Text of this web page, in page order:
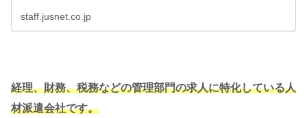
staff.jusnet.co.jp
経理、財務、税務などの管理部門の求人に特化している人
材派遣会社です。